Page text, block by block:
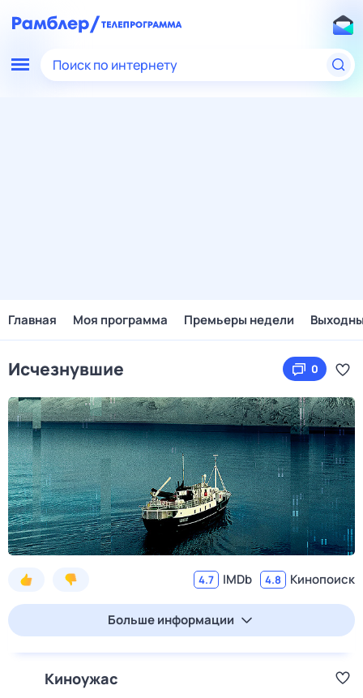
Поиск по интернету
Главная Моя программа Премьеры недели
Исчезнувшие 0
4.7 IMDb 4.8 Кинопоиск
Больше информации
Киноужас